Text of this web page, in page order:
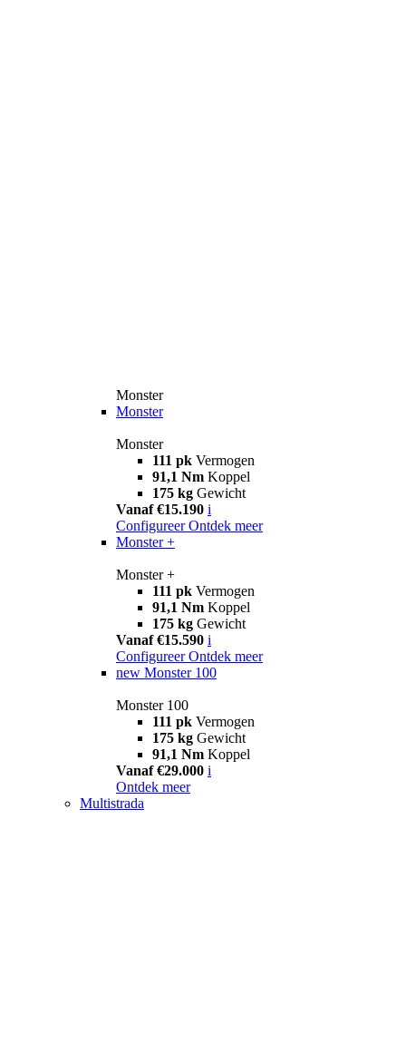
Monster
Monster
Monster
111 pk Vermogen
91,1 Nm Koppel
175 kg Gewicht
Vanaf €15.190 i
Configureer Ontdek meer
Monster +
Monster +
111 pk Vermogen
91,1 Nm Koppel
175 kg Gewicht
Vanaf €15.590 i
Configureer Ontdek meer
new Monster 100
Monster 100
111 pk Vermogen
175 kg Gewicht
91,1 Nm Koppel
Vanaf €29.000 i
Ontdek meer
Multistrada